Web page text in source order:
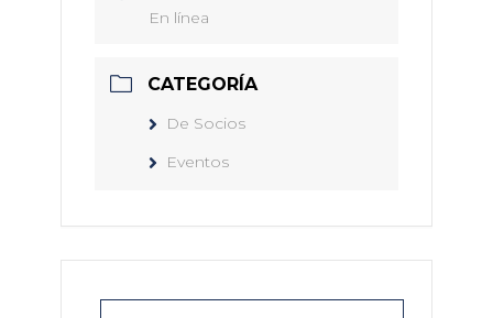
En línea
CATEGORÍA
De Socios
Eventos